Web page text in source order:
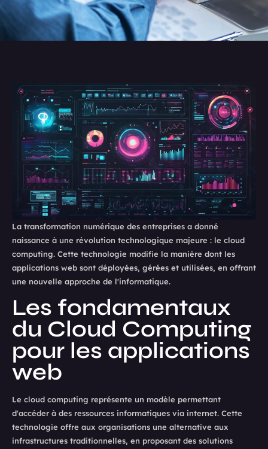
La transformation numérique des entreprises a donné
naissance à une révolution technologique majeure : le cloud
computing. Cette technologie modifie la manière dont les
applications web sont déployées, gérées et utilisées, en offrant
une nouvelle approche de l'informatique.
Les fondamentaux
du Cloud Computing
pour les applications
web
Le cloud computing représente un modèle permettant
d'accéder à des ressources informatiques via internet. Cette
technologie offre aux organisations une alternative aux
infrastructures traditionnelles, en proposant des solutions